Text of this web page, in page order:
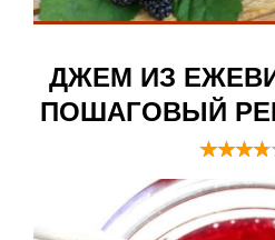
ДЖЕМ ИЗ
ПОШАГОВЫЙ